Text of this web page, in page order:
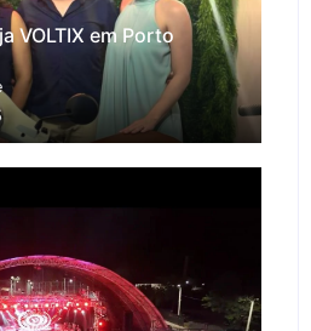
VOLTIX em Porto